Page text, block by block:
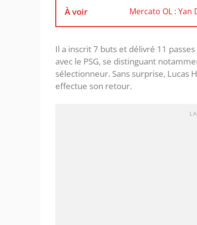
À voir Mercato OL : Yan
Il a inscrit 7 buts et délivré 11
avec le PSG, se distinguant
sélectionneur. Sans surprise, Lucas
effectue son retour.